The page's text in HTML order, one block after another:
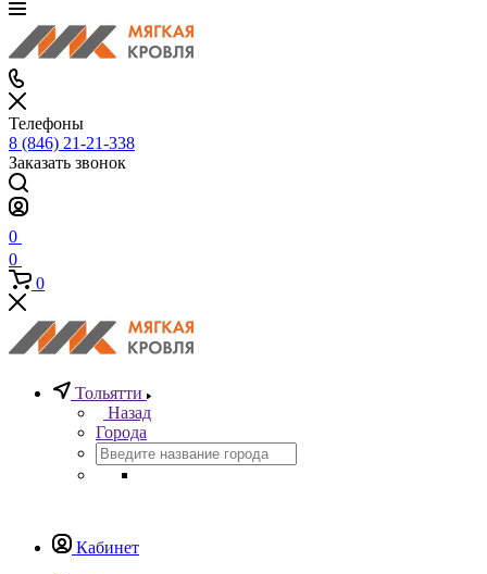
Телефоны
8 (846) 21-21-338
Заказать звонок
0
0
0
Тольятти
Назад
Города
Кабинет